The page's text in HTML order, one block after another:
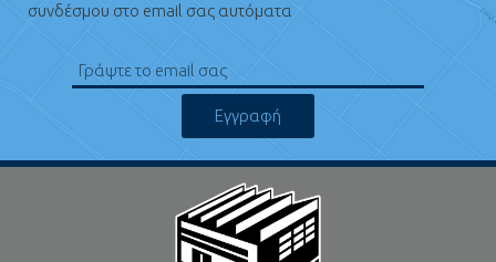
συνδέσμου στο email σας αυτόματα